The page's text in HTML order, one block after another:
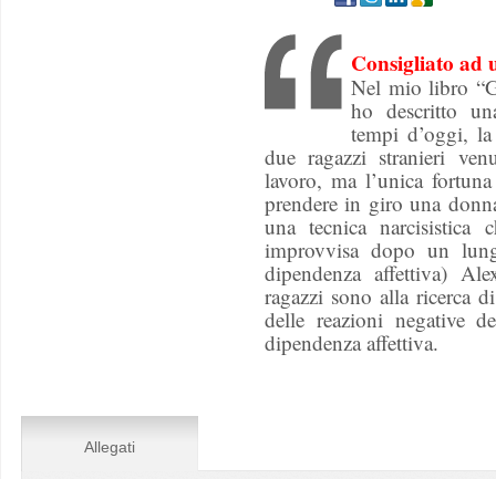
Consigliato ad
Nel mio libro
ho descritto
tempi d’oggi,
due ragazzi stranieri
lavoro, ma l’unica
prendere in giro una
una tecnica narcisistica
improvvisa dopo un
dipendenza affettiva)
ragazzi sono alla ricerca
delle reazioni negative
dipendenza affettiva.
Allegati